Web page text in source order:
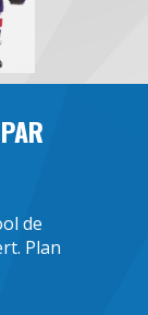
de
Plan